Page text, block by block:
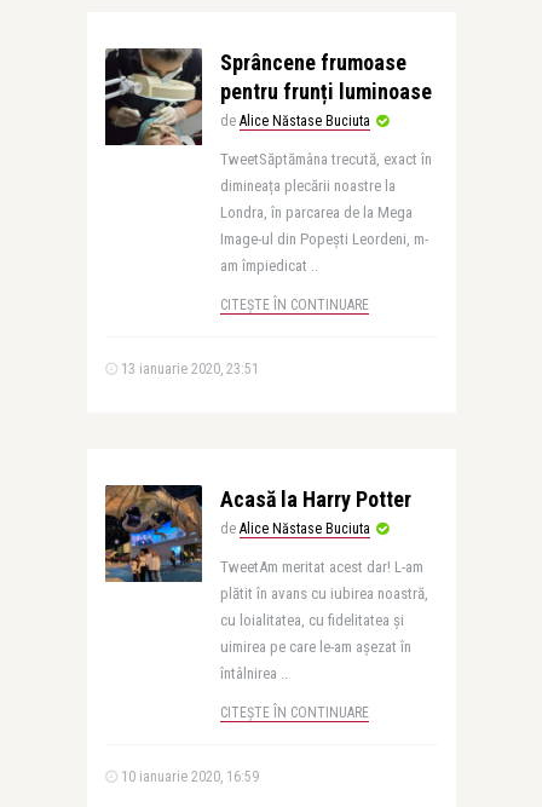
Sprâncene frumoase
pentru frunți luminoase
de Alice Năstase Buciuta
TweetSăptămâna trecută, exact în
dimineața plecării noastre la
Londra, în parcarea de la Mega
Image-ul din Popești Leordeni, m-
am împiedicat ..
CITEȘTE ÎN CONTINUARE
13 ianuarie 2020, 23:51
Acasă la Harry Potter
de Alice Năstase Buciuta
TweetAm meritat acest dar! L-am
plătit în avans cu iubirea noastră,
cu loialitatea, cu fidelitatea și
uimirea pe care le-am așezat în
întâlnirea ..
CITEȘTE ÎN CONTINUARE
10 ianuarie 2020, 16:59